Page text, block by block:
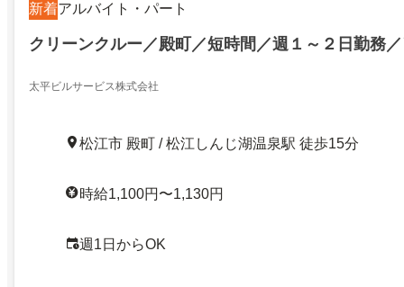
新着アルバイト・パート
クリーンクルー／殿町／短時間／週１～２日勤務
太平ビルサービス株式会社
松江市 殿町 / 松江しんじ湖温泉駅 徒歩15分
時給1,100円〜1,130円
週1日からOK